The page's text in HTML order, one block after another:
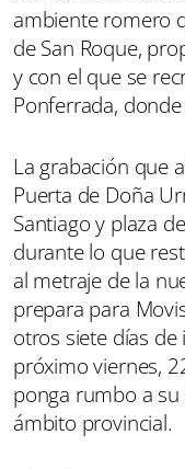
ambiente romero
de San Roque,
y con el que se
Ponferrada,
La grabación que
Puerta de Doña
Santiago y plaza
durante lo que
al metraje de la
prepara para
otros siete días
próximo viernes,
ponga rumbo a
ámbito provincial.